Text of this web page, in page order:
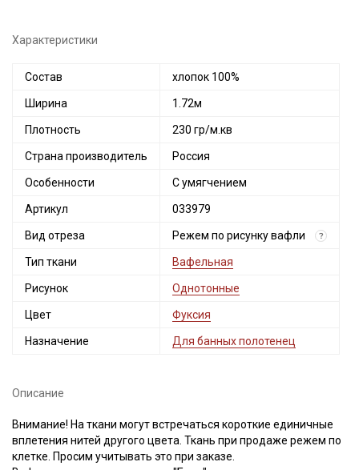
Характеристики
Состав хлопок 100%
Ширина 1.72м
Плотность 230 гр/м.кв
Страна производитель Россия
Особенности С умягчением
Артикул 033979
Вид отреза Режем по рисунку вафли ?
Тип ткани Вафельная
Рисунок Однотонные
Цвет Фуксия
Назначение Для банных полотенец
Описание
Внимание! На ткани могут встречаться короткие единичные
вплетения нитей другого цвета. Ткань при продаже режем по
клетке. Просим учитывать это при заказе.